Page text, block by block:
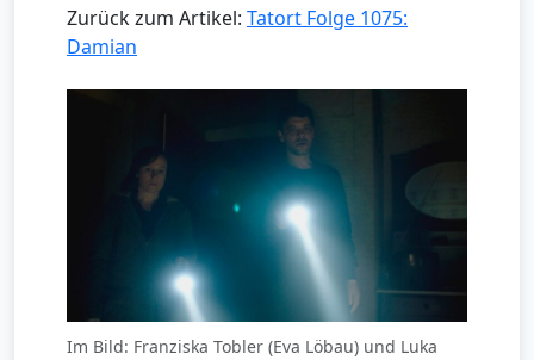
Zurück zum Artikel: Tatort Folge 1075:
Damian
Im Bild: Franziska Tobler (Eva Löbau) und Luka